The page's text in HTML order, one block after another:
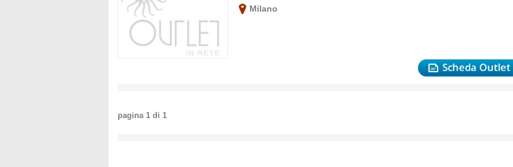
Milano
pagina 1 di 1